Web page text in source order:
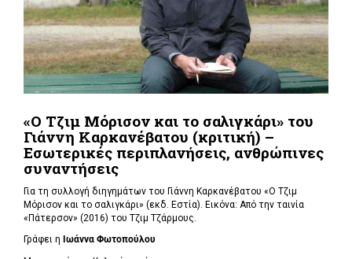
«Ο Τζιμ Μόρισον και το σαλιγκάρι» του
Γιάννη Καρκανέβατου (κριτική) –
Εσωτερικές περιπλανήσεις, ανθρώπινες
συναντήσεις
Για τη συλλογή διηγημάτων του Γιάννη Καρκανέβατου «Ο Τζιμ
Μόρισον και το σαλιγκάρι» (εκδ. Εστία). Εικόνα: Από την ταινία
«Πάτερσον» (2016) του Τζιμ Τζάρμους.
Γράφει η Ιωάννα Φωτοπούλου